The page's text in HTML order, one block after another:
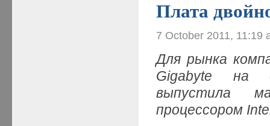
Плата
7 October 2011, 11:19
Для рынка
Gigabyte на
выпустила
процессором